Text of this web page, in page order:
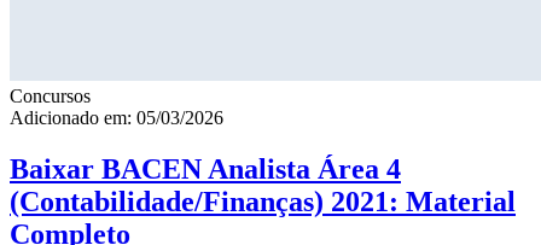
Concursos
Adicionado em: 05/03/2026
Baixar BACEN Analista Área 4
(Contabilidade/Finanças) 2021: Material
Completo